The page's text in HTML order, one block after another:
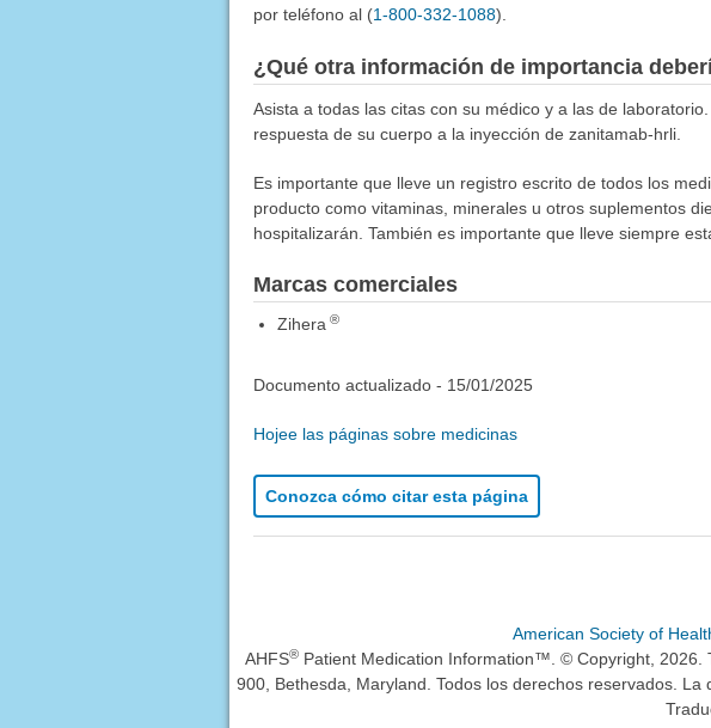
por teléfono al (1-800-332-1088).
¿Qué otra información de importancia
Asista a todas las citas con su médico y a las de
respuesta de su cuerpo a la inyección de zanitamab-hrli.
Es importante que lleve un registro escrito de todos los
producto como vitaminas, minerales u otros suplementos
hospitalizarán. También es importante que lleve siempre
Marcas comerciales
Zihera ®
Documento actualizado - 15/01/2025
Hojee las páginas sobre medicinas
Conozca cómo citar esta página
American Society of
AHFS® Patient Medication Information™. © Copyright, 2026.
900, Bethesda, Maryland. Todos los derechos reservados.